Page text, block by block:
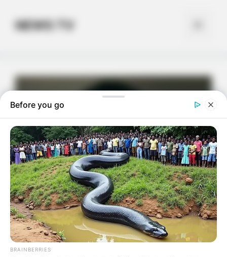
contentNEWS TV
Before you go
BRAINBERRIES